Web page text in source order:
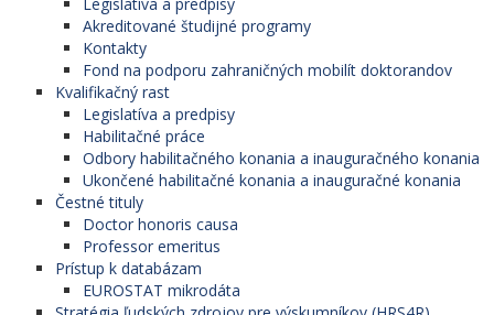
Akreditované študijné programy
Kontakty
Fond na podporu zahraničných mobilít doktorandov
Kvalifikačný rast
Legislatíva a predpisy
Habilitačné práce
Odbory habilitačného konania a inauguračného konania
Ukončené habilitačné konania a inauguračné konania
Čestné tituly
Doctor honoris causa
Professor emeritus
Prístup k databázam
EUROSTAT mikrodáta